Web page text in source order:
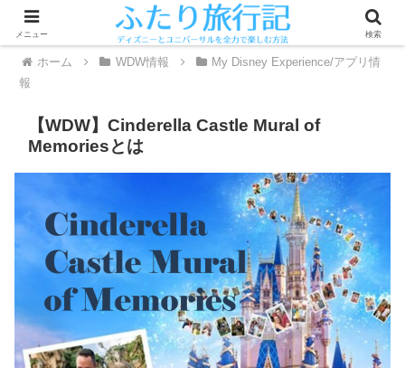
ホーム WDW情報
My Disney Experience/アプリ情
報
【WDW】Cinderella Castle Mural of
Memoriesとは
メニュー 検索